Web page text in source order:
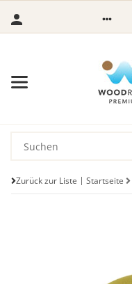
Zurück zur Liste Startseite